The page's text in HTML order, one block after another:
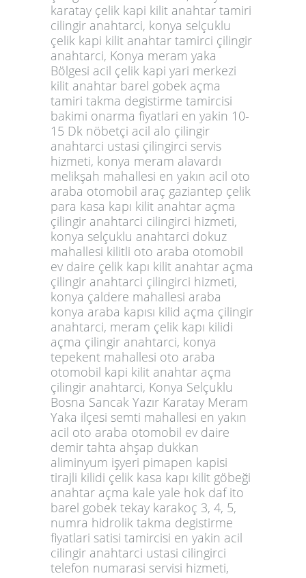
karatay çelik kapi kilit anahtar tamiri
cilingir anahtarci, konya selçuklu
çelik kapi kilit anahtar tamirci çilingir
anahtarci, Konya meram yaka
Bölgesi acil çelik kapi yari merkezi
kilit anahtar barel gobek açma
tamiri takma degistirme tamircisi
bakimi onarma fiyatlari en yakin 10-
15 Dk nöbetçi acil alo çilingir
anahtarci ustasi çilingirci servis
hizmeti, konya meram alavardı
melikşah mahallesi en yakın acil oto
araba otomobil araç gaziantep çelik
para kasa kapı kilit anahtar açma
çilingir anahtarci cilingirci hizmeti,
konya selçuklu anahtarci dokuz
mahallesi kilitli oto araba otomobil
ev daire çelik kapı kilit anahtar açma
çilingir anahtarci çilingirci hizmeti,
konya çaldere mahallesi araba
konya araba kapısı kilid açma çilingir
anahtarci, meram çelik kapı kilidi
açma çilingir anahtarci, konya
tepekent mahallesi oto araba
otomobil kapi kilit anahtar açma
çilingir anahtarci, Konya Selçuklu
Bosna Sancak Yazır Karatay Meram
Yaka ilçesi semti mahallesi en yakın
acil oto araba otomobil ev daire
demir tahta ahşap dukkan
aliminyum işyeri pimapen kapisi
tirajli kilidi çelik kasa kapı kilit göbeği
anahtar açma kale yale hok daf ito
barel gobek tekay karakoç 3, 4, 5,
numra hidrolik takma degistirme
fiyatlari satisi tamircisi en yakin acil
cilingir anahtarci ustasi cilingirci
telefon numarasi servisi hizmeti,